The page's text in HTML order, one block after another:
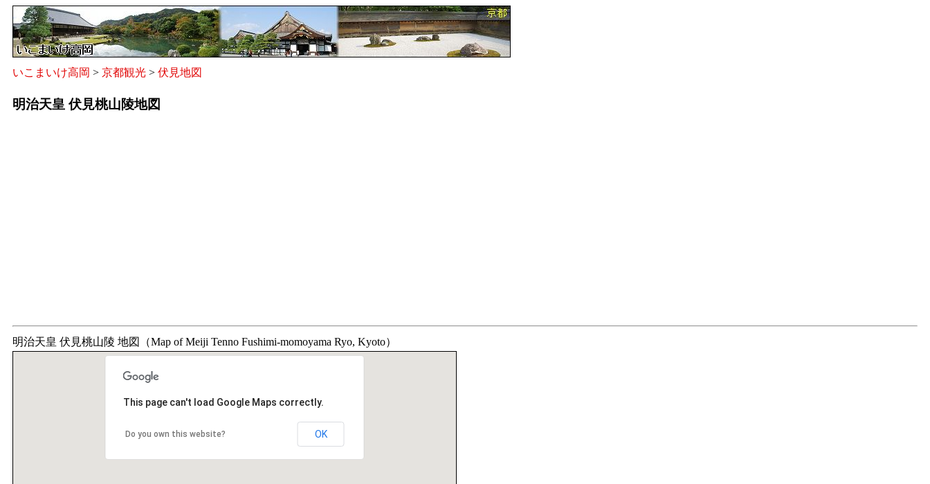
いこまいけ高岡 > 京都観光 > 伏見地図
明治天皇 伏見桃山陵地図
明治天皇 伏見桃山陵 地図（Map of Meiji Tenno Fushimi-momoyama Ryo, Kyoto）
This page can't load Google Maps correctly.
Do you own this website? OK